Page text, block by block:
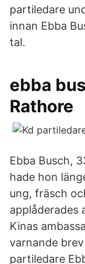
partiledare
innan Ebba
tal.
ebba
Rathore
Ebba Busch,
hade hon
ung, fräsch
applåderades
Kinas
varnande
partiledare